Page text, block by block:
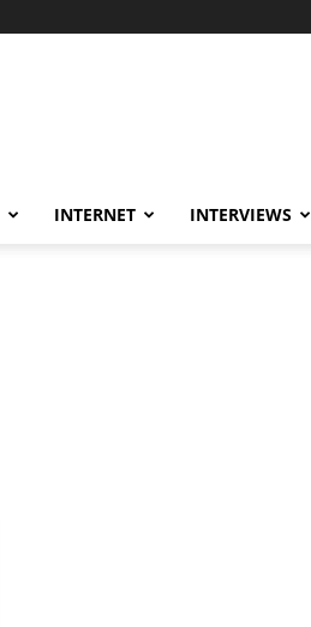
INTERNET INTERVIEWS